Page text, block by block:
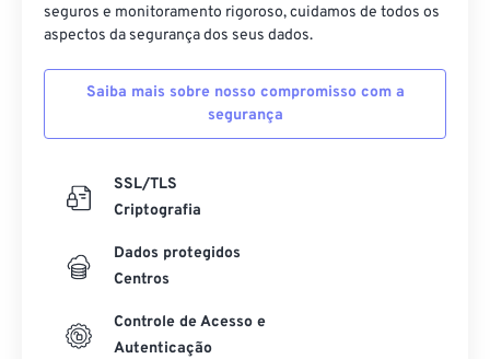
seguros e monitoramento rigoroso, cuidamos de todos os
aspectos da segurança dos seus dados.
Saiba mais sobre nosso compromisso com a
segurança
SSL/TLS
Criptografia
Dados protegidos
Centros
Controle de Acesso e
Autenticação